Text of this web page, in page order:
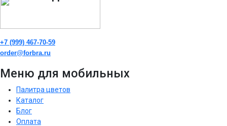
+7 (999) 467-70-59
order@forbra.ru
Меню для мобильных
Палитра цветов
Каталог
Блог
Оплата